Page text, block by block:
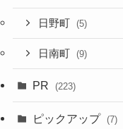
日野町 (5)
日南町 (9)
PR (223)
ピックアップ (7)